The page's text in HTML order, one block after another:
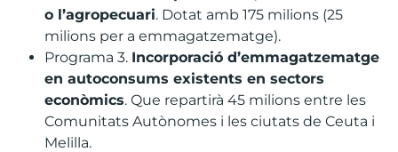
o l’agropecuari. Dotat amb 175 milions (25
milions per a emmagatzematge).
Programa 3. Incorporació d’emmagatzematge
en autoconsums existents en sectors
econòmics. Que repartirà 45 milions entre les
Comunitats Autònomes i les ciutats de Ceuta i
Melilla.